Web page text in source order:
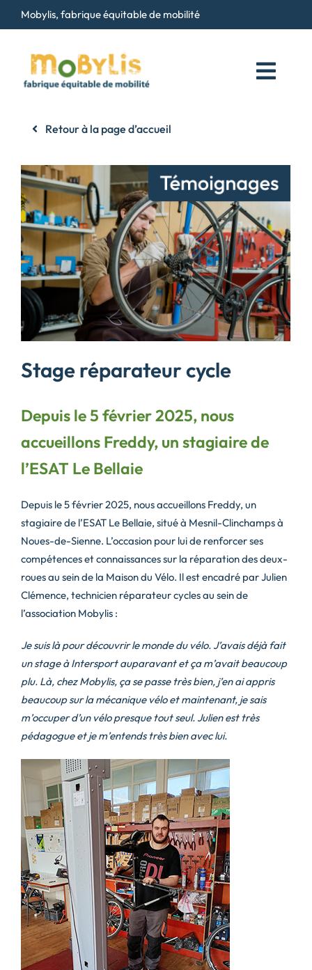
Passer
au
Mobylis, fabrique équitable de mobilité
Maison du Vélo
Contact
Retour à la page d’accueil
Stage réparateur cycle
Depuis le 5 février 2025, nous
accueillons Freddy, un stagiaire de
l’ESAT Le Bellaie
Depuis le 5 février 2025, nous accueillons Freddy, un
stagiaire de l’ESAT Le Bellaie, situé à Mesnil-Clinchamps à
Noues-de-Sienne. L’occasion pour lui de renforcer ses
compétences et connaissances sur la réparation des deux-
roues au sein de la Maison du Vélo. Il est encadré par Julien
Clémence, technicien réparateur cycles au sein de
l’association Mobylis :
Je suis là pour découvrir le monde du vélo. J’avais déjà fait
un stage à Intersport auparavant et ça m’avait beaucoup
plu. Là, chez Mobylis, ça se passe très bien, j’en ai appris
beaucoup sur la mécanique vélo et maintenant, je sais
m’occuper d’un vélo presque tout seul. Julien est très
pédagogue et je m’entends très bien avec lui.